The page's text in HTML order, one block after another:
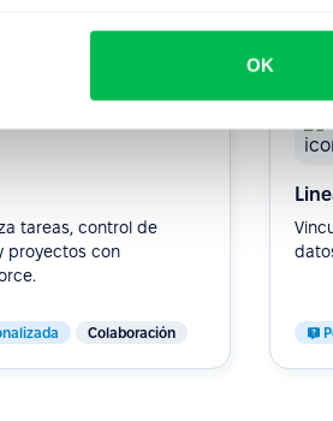
OK
tareas, control de
proyectos con
Colaboración